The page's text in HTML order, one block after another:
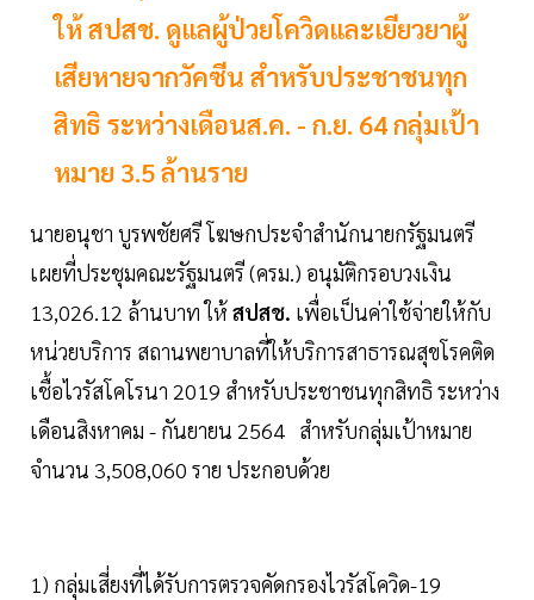
ให้ สปสช. ดูแลผู้ป่วยโควิดและเยียวยาผู้
เสียหายจากวัคซีน สำหรับประชาชนทุก
สิทธิ ระหว่างเดือนส.ค. - ก.ย. 64 กลุ่มเป้า
หมาย 3.5 ล้านราย
นายอนุชา บูรพชัยศรี โฆษกประจำสำนักนายกรัฐมนตรี
เผยที่ประชุมคณะรัฐมนตรี (ครม.) อนุมัติกรอบวงเงิน
13,026.12 ล้านบาท ให้สปสช. เพื่อเป็นค่าใช้จ่ายให้กับ
หน่วยบริการ สถานพยาบาลที่ให้บริการสาธารณสุขโรคติด
เชื้อไวรัสโคโรนา 2019 สำหรับประชาชนทุกสิทธิ ระหว่าง
เดือนสิงหาคม - กันยายน 2564 สำหรับกลุ่มเป้าหมาย
จำนวน 3,508,060 ราย ประกอบด้วย
1) กลุ่มเสี่ยงที่ได้รับการตรวจคัดกรองไวรัสโควิด-19